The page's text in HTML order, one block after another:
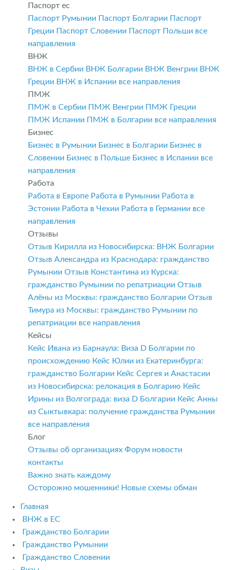
Паспорт ес
Паспорт Румынии Паспорт Болгарии Паспорт
Греции Паспорт Словении Паспорт Польши все
направления
ВНЖ
ВНЖ в Сербии ВНЖ Болгарии ВНЖ Венгрии ВНЖ
Греции ВНЖ в Испании все направления
ПМЖ
ПМЖ в Сербии ПМЖ Венгрии ПМЖ Греции
ПМЖ Испании ПМЖ в Болгарии все направления
Бизнес
Бизнес в Румынии Бизнес в Болгарии Бизнес в
Словении Бизнес в Польше Бизнес в Испании все
направления
Работа
Работа в Европе Работа в Румынии Работа в
Эстонии Работа в Чехии Работа в Германии все
направления
Отзывы
Отзыв Кирилла из Новосибирска: ВНЖ Болгарии
Отзыв Александра из Краснодара: гражданство
Румынии Отзыв Константина из Курска:
гражданство Румынии по репатриации Отзыв
Алёны из Москвы: гражданство Болгарии Отзыв
Тимура из Москвы: гражданство Румынии по
репатриации все направления
Кейсы
Кейс Ивана из Барнаула: Виза D Болгарии по
происхождению Кейс Юлии из Екатеринбурга:
гражданство Болгарии Кейс Сергея и Анастасии
из Новосибирска: релокация в Болгарию Кейс
Ирины из Волгограда: виза D Болгарии Кейс Анны
из Сыктывкара: получение гражданства Румынии
все направления
Блог
Отзывы об организациях Форум новости
контакты
Важно знать каждому
Осторожно мошенники! Новые схемы обман
Главная
ВНЖ в ЕС
Гражданство Болгарии
Гражданство Румынии
Гражданство Словении